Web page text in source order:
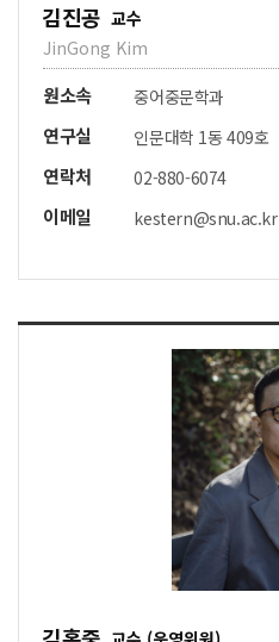
김진공 교수
JinGong Kim
원소속 중어중문학과
연구실 인문대학 1동 409호
연락처 02-880-6074
이메일
kestern@snu.ac.kr